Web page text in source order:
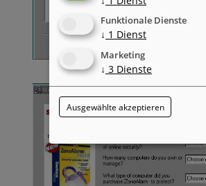
Funktionale Dienste
↓ 1 Dienst
Marketing
↓ 3 Dienste
Ausgewählte akzeptieren